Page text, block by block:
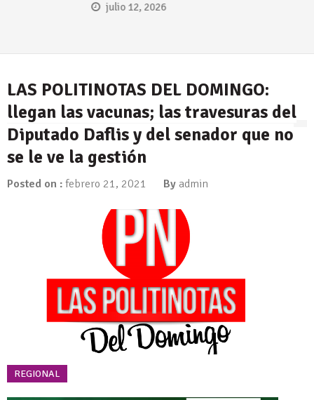
julio 12, 2026
LAS POLITINOTAS DEL DOMINGO:
llegan las vacunas; las travesuras del
Diputado Daflis y del senador que no
se le ve la gestión
Posted on : febrero 21, 2021 By admin
REGIONAL